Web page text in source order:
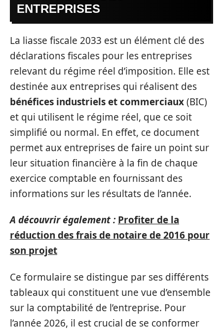
ENTREPRISES
La liasse fiscale 2033 est un élément clé des
déclarations fiscales pour les entreprises
relevant du régime réel d’imposition. Elle est
destinée aux entreprises qui réalisent des
bénéfices industriels et commerciaux(BIC)
et qui utilisent le régime réel, que ce soit
simplifié ou normal. En effet, ce document
permet aux entreprises de faire un point sur
leur situation financière à la fin de chaque
exercice comptable en fournissant des
informations sur les résultats de l’année.
A découvrir également : Profiter de la
réduction des frais de notaire de 2016 pour
son projet
Ce formulaire se distingue par ses différents
tableaux qui constituent une vue d’ensemble
sur la comptabilité de l’entreprise. Pour
l’année 2026, il est crucial de se conformer